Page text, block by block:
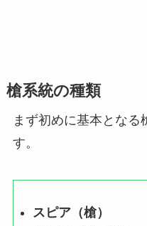
槍系統の種類
まず初めに基本となる
す。
スピア（槍）